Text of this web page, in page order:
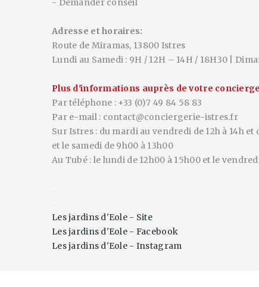
- Demander conseil
Adresse et horaires:
Route de Miramas, 13800 Istres
Lundi au Samedi : 9H / 12H – 14H / 18H30 |
Plus d'informations auprès de votre
Par téléphone : +33 (0)7 49 84 58 83
Par e-mail : contact@conciergerie-istres.fr
Sur Istres : du mardi au vendredi de 12h à 14h et
et le samedi de 9h00 à 13h00
Au Tubé : le lundi de 12h00 à 15h00 et le
Les jardins d'Eole - Site
Les jardins d'Eole - Facebook
Les jardins d'Eole - Instagram